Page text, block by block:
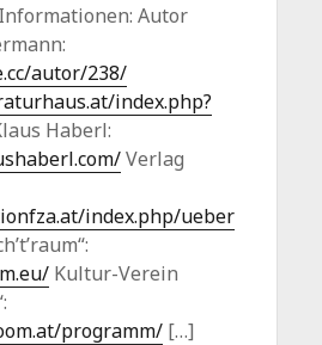
Autor
autor/238/
index.php?
Haberl:
Verlag
index.php/ueber
Kultur-Verein
programm/ […]